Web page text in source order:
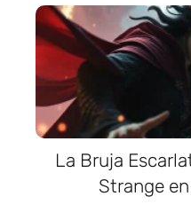
La Bruja
Strange